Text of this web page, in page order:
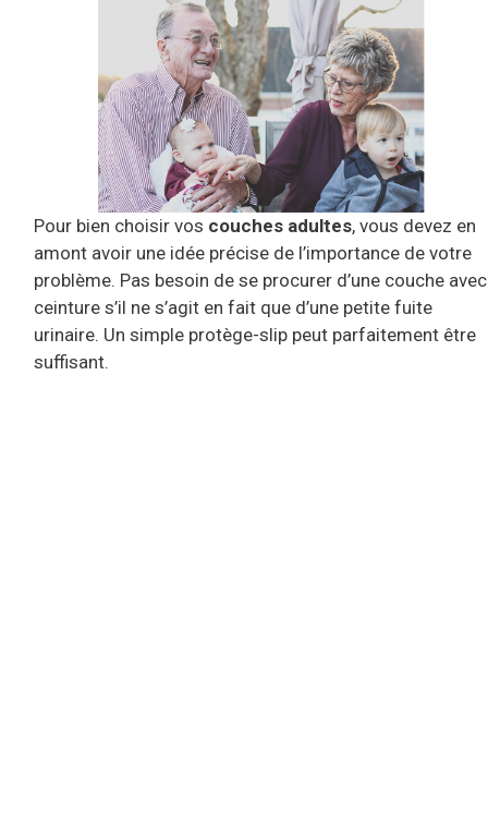
Pour bien choisir vos couches adultes, vous devez en
amont avoir une idée précise de l’importance de votre
problème. Pas besoin de se procurer d’une couche avec
ceinture s’il ne s’agit en fait que d’une petite fuite
urinaire. Un simple protège-slip peut parfaitement être
suffisant.